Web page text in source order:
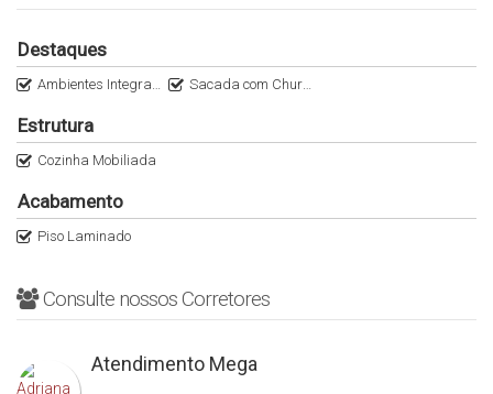
Destaques
Ambientes Integrados Sacada com Churrasqueira
Estrutura
Cozinha Mobiliada
Acabamento
Piso Laminado
Consulte nossos Corretores
Atendimento Mega